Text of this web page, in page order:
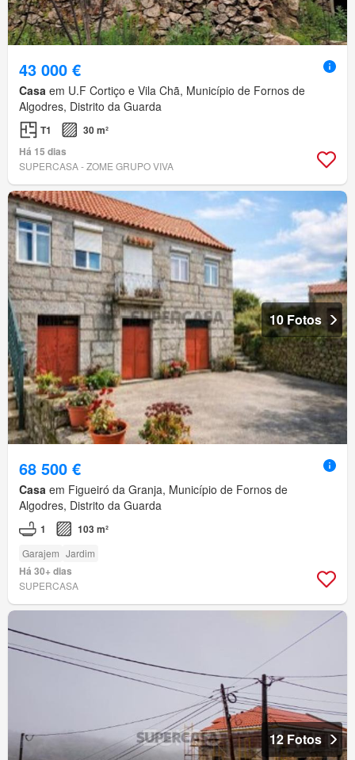
43 000 €
Casa em U.F Cortiço e Vila Chã, Município de Fornos de
Algodres, Distrito da Guarda
T1
30 m²
Há 15 dias
SUPERCASA - ZOME GRUPO VIVA
10 Fotos
68 500 €
Casa em Figueiró da Granja, Município de Fornos de
Algodres, Distrito da Guarda
1 103 m²
Garajem Jardim
Há 30+ dias
SUPERCASA
12 Fotos